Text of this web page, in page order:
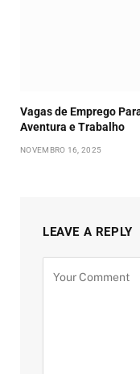
Vagas de Emprego
Aventura e Trabalho
NOVEMBRO 16, 2025
LEAVE A REPLY